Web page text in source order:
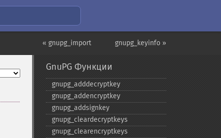
gnupg_keyinfo »
« gnupg_import
GnuPG Функции
gnupg_​adddecryptkey
gnupg_​addencryptkey
gnupg_​addsignkey
gnupg_​cleardecryptkeys
gnupg_​clearencryptkeys